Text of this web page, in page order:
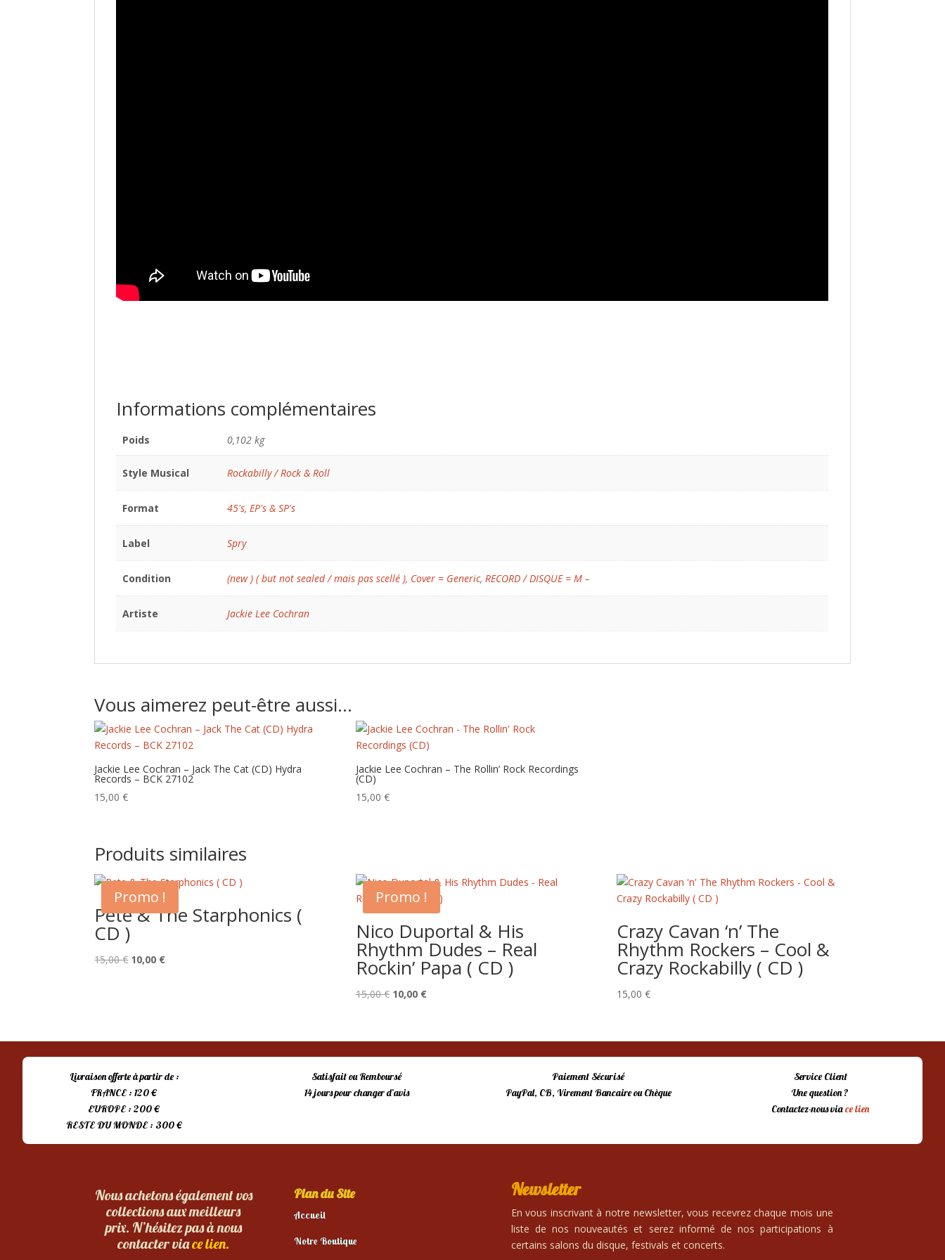
Informations complémentaires
Poids 0,102 kg
Style Musical Rockabilly / Rock & Roll
Format 45's, EP's & SP's
Label Spry
Condition (new ) ( but not sealed / mais pas scellé ), Cover = Generic,RECORD / DISQUE = M –
Artiste Jackie Lee Cochran
Vous aimerez peut-être aussi…
Jackie Lee Cochran – Jack The Cat (CD) Hydra
Records – BCK 27102
15,00€
Jackie Lee Cochran – The Rollin’ Rock Recordings
(CD)
15,00 €
Produits similaires
Promo !
Pete & The Starphonics (
CD )
15,00€ Le
10,00 €Le
Promo !
Nico Duportal & His
Rhythm Dudes – Real
Rockin’ Papa ( CD )
15,00€ Le
était :
15,00 €.
10,00 €Le
est :
10,00 €.
Crazy Cavan ‘n’ The
Rhythm Rockers – Cool &
Crazy Rockabilly ( CD )
15,00€
Livraison offerte à partir de :
FRANCE : 120 €
EUROPE : 200 €
RESTE DU MONDE : 300 €
Satisfait ou Remboursé
14 jours pour changer d’avis
Paiement Sécurisé
PayPal, CB, Virement Bancaire ou Chèque
Service Client
Une question ?
Contactez-nous viace lien
Nous achetons également vos
collections aux meilleurs
prix. N’hésitez pas à nous
contacter viace lien.
Plan du Site
Accueil
Notre Boutique
Newsletter
En vous inscrivant à notre newsletter, vous recevrez chaque mois une
liste de nos nouveautés et serez informé de nos participations à
certains salons du disque, festivals et concerts.